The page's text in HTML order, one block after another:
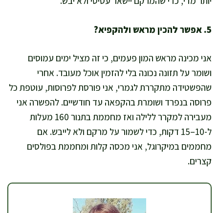
5. אפשר להכין מראש ולהקפיא?
אני מכינה מראש המון פעמים, כי זה מציל ימים עמוסים
ושומר על תזונה נכונה בלי להזמין אוכל מעובד. אחרי
שהפשטידה מתקררת לגמרי, אני פורסת לפרוסות, עוטפת כל
פרוסה בנפרד ושומרת בהקפאה עד חודשיים. להפשרה אני
מעבירה למקרר ללילה ואז מחממת בתנור 160 מעלות
ל-10–15 דקות, כדי לשמור על מרקם ולא לייבש. אם
מחממים במיקרוגל, אני מכסה קלות ומחממת בפולסים
קצרים.